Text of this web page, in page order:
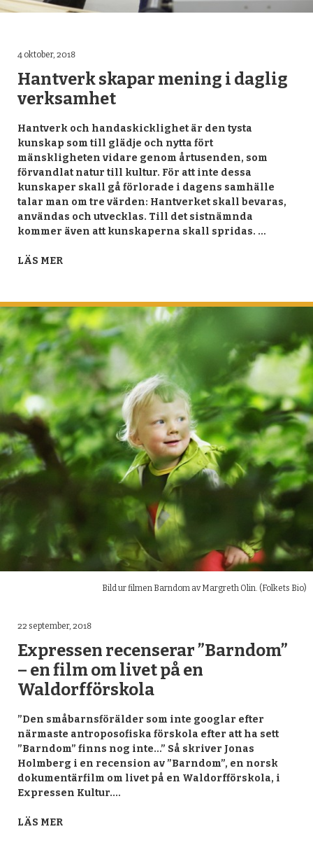
4 oktober, 2018
Hantverk skapar mening i daglig
verksamhet
Hantverk och handaskicklighet är den tysta
kunskap som till glädje och nytta fört
mänskligheten vidare genom årtusenden, som
förvandlat natur till kultur. För att inte dessa
kunskaper skall gå förlorade i dagens samhälle
talar man om tre värden: Hantverket skall bevaras,
användas och utvecklas. Till det sistnämnda
kommer även att kunskaperna skall spridas. …
LÄS MER
Bild ur filmen Barndom av Margreth Olin. (Folkets Bio)
22 september, 2018
Expressen recenserar ”Barndom”
– en film om livet på en
Waldorfförskola
”Den småbarnsförälder som inte googlar efter
närmaste antroposofiska förskola efter att ha sett
”Barndom” finns nog inte…” Så skriver Jonas
Holmberg i en recension av ”Barndom”, en norsk
dokumentärfilm om livet på en Waldorfförskola, i
Expressen Kultur.…
LÄS MER